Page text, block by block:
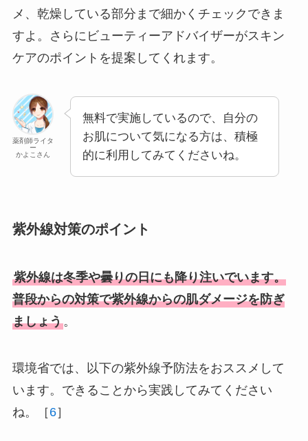
メ、乾燥している部分まで細かくチェックできま
すよ。さらにビューティーアドバイザーがスキン
ケアのポイントを提案してくれます。
薬剤師ライタ
ー
かよこさん
無料で実施しているので、自分の
お肌について気になる方は、積極
的に利用してみてくださいね。
紫外線対策のポイント
紫外線は冬季や曇りの日にも降り注いでいます。
普段からの対策で紫外線からの肌ダメージを防ぎ
ましょう。
環境省では、以下の紫外線予防法をおススメして
います。できることから実践してみてください
ね。［6］